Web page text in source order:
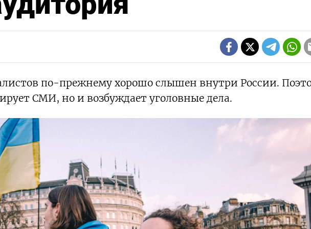
по-прежнему хорошо слышен внутри России.
СМИ, но и возбуждает уголовные дела.